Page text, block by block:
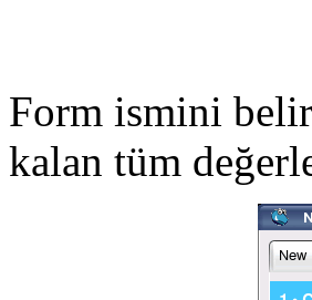
Form ismini
kalan tüm